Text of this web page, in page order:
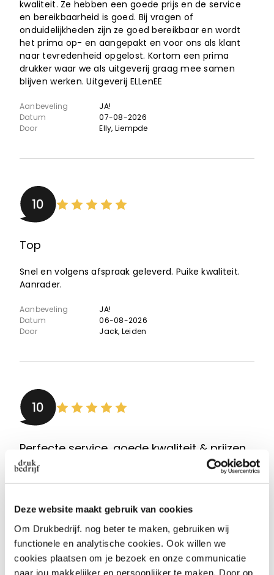
Deze website maakt gebruik van cookies
Om Drukbedrijf. nog beter te maken, gebruiken wij
functionele en analytische cookies. Ook willen we
cookies plaatsen om je bezoek en onze communicatie
naar jou makkelijker en persoonlijker te maken. Door op
kwaliteit. Ze hebben een goede prijs en de service
en bereikbaarheid is goed. Bij vragen of
onduidelijkheden zijn ze goed bereikbaar en wordt
het prima op- en aangepakt en voor ons als klant
naar tevredenheid opgelost. Kortom een prima
drukker waar we als uitgeverij graag mee samen
blijven werken. Uitgeverij ELLenEE
Aanbeveling
JA!
Datum
07-08-2026
Door
Elly, Liempde
10
Top
Snel en volgens afspraak geleverd. Puike kwaliteit.
Aanrader.
Aanbeveling
JA!
Datum
06-08-2026
Door
Jack, Leiden
10
Perfecte service, goede kwaliteit & prijzen
Mooie kwaliteit, goede service, snelle levering!
Datum
06-08-2026